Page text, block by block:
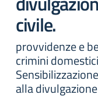
civile.
provvidenze e
crimini
alla